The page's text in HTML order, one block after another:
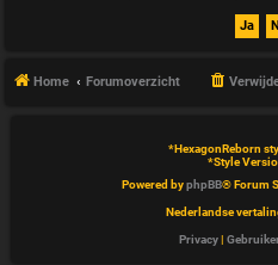
Home Forumoverzicht
*HexagonReborn
*Style
Powered byphpBB® Forum
Nederlandse
Privacy|